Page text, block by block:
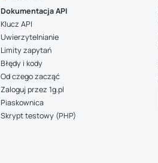
Dokumentacja API
Klucz API
Uwierzytelnianie
Limity zapytań
Błędy i kody
Od czego zacząć
Zaloguj przez 1g.pl
Piaskownica
Skrypt testowy (PHP)